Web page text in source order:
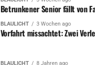
Betrunkener Senior fällt von
BLAULICHT 3 Wochen ago
Vorfahrt missachtet: Zwei
BLAULICHT 8 Jahren ago